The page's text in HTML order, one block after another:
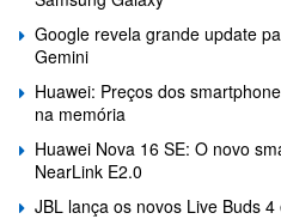
Google revela grande update
Gemini
Huawei: Preços dos
na memória
Huawei Nova 16 SE: O novo
NearLink E2.0
JBL lança os novos Live Buds